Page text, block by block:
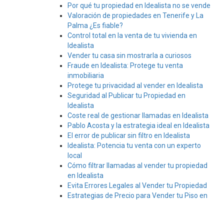
Por qué tu propiedad en Idealista no se vende
Valoración de propiedades en Tenerife y La
Palma ¿Es fiable?
Control total en la venta de tu vivienda en
Idealista
Vender tu casa sin mostrarla a curiosos
Fraude en Idealista: Protege tu venta
inmobiliaria
Protege tu privacidad al vender en Idealista
Seguridad al Publicar tu Propiedad en
Idealista
Coste real de gestionar llamadas en Idealista
Pablo Acosta y la estrategia ideal en Idealista
El error de publicar sin filtro en Idealista
Idealista: Potencia tu venta con un experto
local
Cómo filtrar llamadas al vender tu propiedad
en Idealista
Evita Errores Legales al Vender tu Propiedad
Estrategias de Precio para Vender tu Piso en